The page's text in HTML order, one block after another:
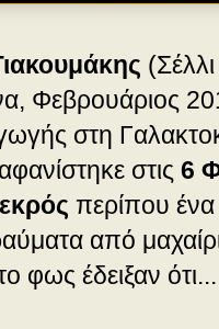
Φεβρουάριος
στη
στις 6
περίπου
από
φως έδειξαν